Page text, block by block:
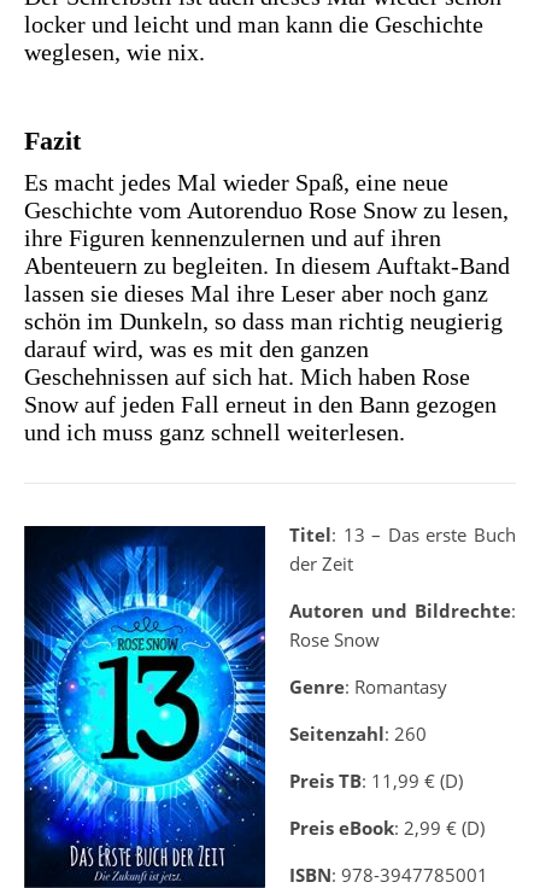
locker und leicht und man kann die Geschichte
weglesen, wie nix.
Fazit
Es macht jedes Mal wieder Spaß, eine neue
Geschichte vom Autorenduo Rose Snow zu lesen,
ihre Figuren kennenzulernen und auf ihren
Abenteuern zu begleiten. In diesem Auftakt-Band
lassen sie dieses Mal ihre Leser aber noch ganz
schön im Dunkeln, so dass man richtig neugierig
darauf wird, was es mit den ganzen
Geschehnissen auf sich hat. Mich haben Rose
Snow auf jeden Fall erneut in den Bann gezogen
und ich muss ganz schnell weiterlesen.
Titel: 13 – Das erste Buch
der Zeit
Autoren und Bildrechte:
Rose Snow
Genre: Romantasy
Seitenzahl: 260
Preis TB: 11,99 € (D)
Preis eBook: 2,99 € (D)
ISBN: 978-3947785001